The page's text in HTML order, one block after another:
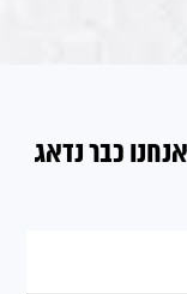
כבר נדאג